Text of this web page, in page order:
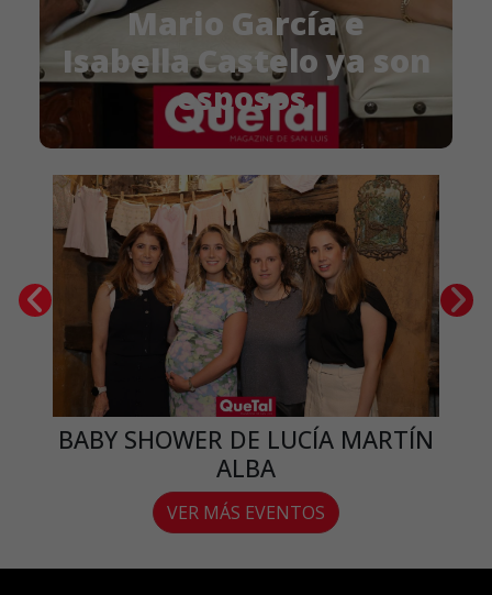
Mario García e
Isabella Castelo ya son
esposos.
BABY SHOWER DE LUCÍA MARTÍN
ALBA
VER MÁS EVENTOS